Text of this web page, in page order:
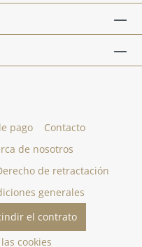
pago
Contacto
de nosotros
de retractación
generales
el contrato
cookies